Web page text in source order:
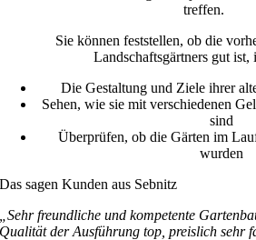
treffen.
Sie können feststellen, ob die
Landschaftsgärtners gut ist,
Die Gestaltung und Ziele ihrer
Sehen, wie sie mit verschiedenen
sind
Überprüfen, ob die Gärten im
wurden
Das sagen Kunden aus Sebnitz
„Sehr freundliche und kompetente
Qualität der Ausführung top, preislich sehr